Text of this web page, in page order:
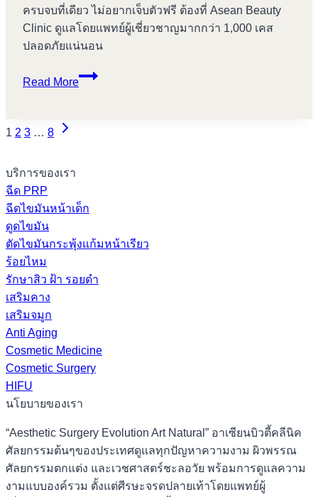
ครบจบที่เดียว ไม่อยากเจ็บตัวฟรี ต้องที่ Asean Beauty
Clinic ดูแลโดยแพทย์ผู้เชี่ยวชาญมากกว่า 1,000 เคส
ปลอดภัยแน่นอน
Read More
6
เสริม
คาง
Page
navigation
1 2 3 … 8
Next
บริการของเรา
ฉีด PRP
ฉีดไขมันหน้าเด็ก
ดูดไขมัน
ตัดไขมันกระพุ้งแก้มหน้าเรียว
ร้อยไหม
รักษาสิว ฝ้า รอยดำ
เสริมคาง
เสริมจมูก
Anti Aging
Cosmetic Medicine
Cosmetic Surgery
HIFU
นโยบายของเรา
“Aesthetic Surgery Evolution Art Natural” อาเซียนบิวตี้คลีนิค
ศัลยกรรมต้นๆของประเทศดูแลทุกปัญหาความงาม ผิวพรรณ
ศัลยกรรมตกแต่ง และเวชศาสตร์ชะลอวัย พร้อมการดูแลความ
งามแบบองค์รวม ตั้งแต่ศีรษะจรดปลายเท้าโดยแพทย์ผู้